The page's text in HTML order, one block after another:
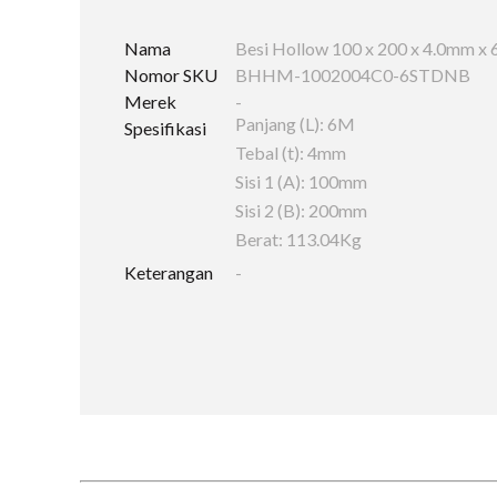
Nama
Besi Hollow 100 x 200 x 4.0mm x
Nomor SKU
BHHM-1002004C0-6STDNB
Merek
-
Spesifikasi
Panjang (L): 6M
Tebal (t): 4mm
Sisi 1 (A): 100mm
Sisi 2 (B): 200mm
Berat: 113.04Kg
Keterangan
-